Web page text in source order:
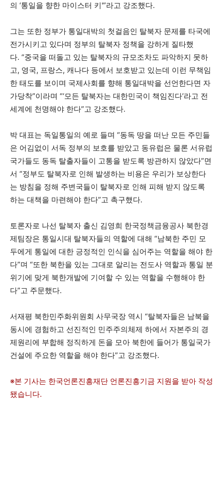
의 ‘통일을 향한 마이스터 키'”라고 강조했다.
그는 또한 정부가 통일대박의 첫걸음인 탈북자 문제를 타국에
전가시키고 있다며 정부의 탈북자 정책을 강하게 질타했
다. “중국을 떠돌고 있는 탈북자의 규모조차도 파악하지 못하
고, 영국, 프랑스, 캐나다 등에서 보호받고 있는데 이런 무책임
한 태도를 보이며 국제사회를 향해 통일대박을 선언한다면 자
가당착”이라며 “‘모든 탈북자는 대한민국이 책임진다’라고 전
세계에 천명해야 한다”고 강조했다.
박 대표는 독일통일의 예로 들며 “동독 땅을 떠난 모든 주민들
은 어김없이 서독 정부의 보호를 받았고 동유럽은 물론 서유럽
국가들도 동독 탈출자들이 고통을 받도록 방관하지 않았다”면
서 “정부도 탈북자로 인해 발생하는 비용은 우리가 보상한다
는 방침을 정해 주변국들이 탈북자로 인해 피해 받지 않도록
하는 대책을 마련해야 한다”고 촉구했다.
토론자로 나선 탈북자 출신 김영희 한국정책금융공사 북한경
제팀장은 통일시대 탈북자들의 역할에 대해 “남북한 주민 모
두에게 통일에 대한 긍정적인 인식을 심어주는 역할을 해야 한
다”며 “또한 북한을 있는 그대로 알리는 전도사 역할과 통일 분
위기에 맞게 북한개발에 기여할 수 있는 역할을 수행해야 한
다”고 주문했다.
서재평 북한민주화위원회 사무국장 역시 “탈북자들은 남북을
동시에 경험하고 선진적인 민주주의체제 하에서 자본주의 경
제원리에 부합해 정직하게 돈을 모아 북한에 들어가 통일국가
건설에 주요한 역할을 해야 한다”고 강조했다.
※본 기사는 한국언론진흥재단 언론진흥기금 지원을 받아 작성
됐습니다.